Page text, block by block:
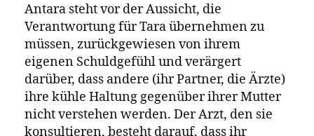
Antara steht vor der Aussicht, die
Verantwortung für Tara übernehmen zu
müssen, zurückgewiesen von ihrem
eigenen Schuldgefühl und verärgert
darüber, dass andere (ihr Partner, die Ärzte)
ihre kühle Haltung gegenüber ihrer Mutter
nicht verstehen werden. Der Arzt, den sie
konsultieren, besteht darauf, dass ihr